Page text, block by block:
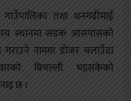
तथा धनगढीमाई
स्थानमा सडक आसपासको
गराउने नाममा डोजर चलाउँदा
बिचल्ली भइसकेको
छ ।